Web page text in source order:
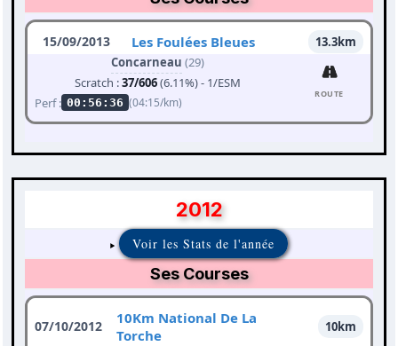
15/09/2013 Les Foulées Bleues
13.3km
Concarneau (29)
Scratch :37/606(6.11%) - 1/ESM
Perf : 00:56:36 (04:15/km)
ROUTE
2012
Voir les Stats de l'année
Ses Courses
07/10/2012
10Km National De La
Torche
10km